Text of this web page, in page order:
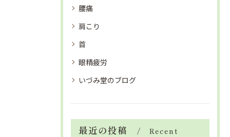
腰痛
肩こり
首
眼精疲労
いづみ堂のブログ
最近の投稿
Recent